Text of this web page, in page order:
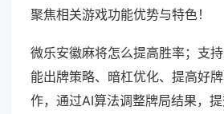
聚焦相关游戏功能优势与特色！
微乐安徽麻将怎么提高胜率；支
能出牌策略、暗杠优化、提高好
作，通过AI算法调整牌局结果，提